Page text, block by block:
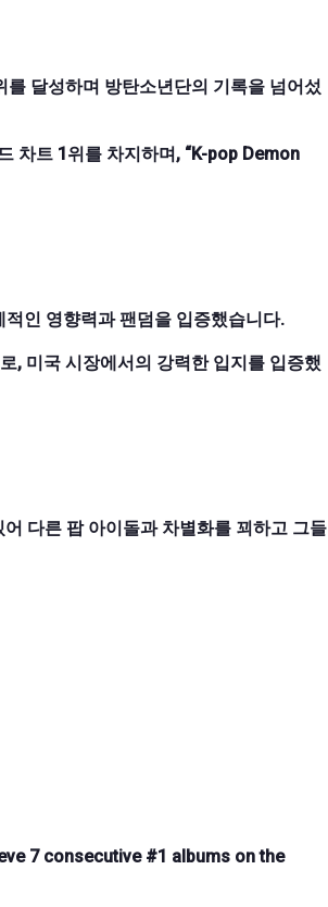
달성하며 방탄소년단의 기록을 넘어섰
차트 1위를 차지하며, “K-pop Demon
인 영향력과 팬덤을 입증했습니다.
, 미국 시장에서의 강력한 입지를 입증했
다른 팝 아이돌과 차별화를 꾀하고 그들
7 consecutive #1 albums on the